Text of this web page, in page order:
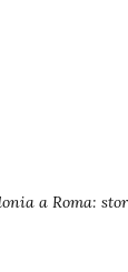
a Roma: